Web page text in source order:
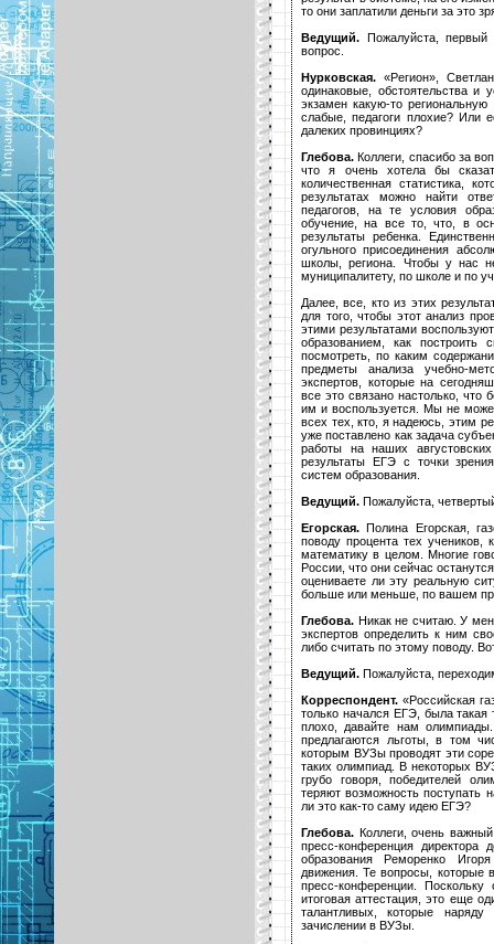
то они заплатили деньги за это
Ведущий. Пожалуйста,
вопрос.
Нурковская. «Регион»,
одинаковые, обстоятельства и
экзамен какую-то
слабые, педагоги плохие? Или
далеких провинциях?
Глебова. Коллеги, спасибо за
что я очень хотела бы
количественная статистика,
результатах можно найти
педагогов, на те условия
обучение, на все то, что, в
результаты ребенка.
огульного присоединения
школы, региона. Чтобы у нас
муниципалитету, по школе и по
Далее, все, кто из этих
для того, чтобы этот анализ
этими результатами
образованием, как построить
посмотреть, по каким
предметы анализа учебно-
экспертов, которые на
все это связано настолько, что
им и воспользуется. Мы не
всех тех, кто, я надеюсь, этим
уже поставлено как задача
работы на наших августовских
результаты ЕГЭ с точки
систем образования.
Ведущий. Пожалуйста,
Егорская. Полина Егорская,
поводу процента тех учеников,
математику в целом. Многие
России, что они сейчас
оцениваете ли эту реальную
больше или меньше, по вашем
Глебова. Никак не считаю. У
экспертов определить к ним
либо считать по этому поводу.
Ведущий. Пожалуйста,
Корреспондент. «Российская
только начался ЕГЭ, была такая
плохо, давайте нам
предлагаются льготы, в том
которым ВУЗы проводят эти
таких олимпиад. В некоторых
грубо говоря, победителей
теряют возможность поступать
ли это как-то саму идею ЕГЭ?
Глебова. Коллеги, очень
пресс-конференция директора
образования Реморенко
движения. Те вопросы, которые
пресс-конференции.
итоговая аттестация, это еще
талантливых, которые
зачислении в ВУЗы.